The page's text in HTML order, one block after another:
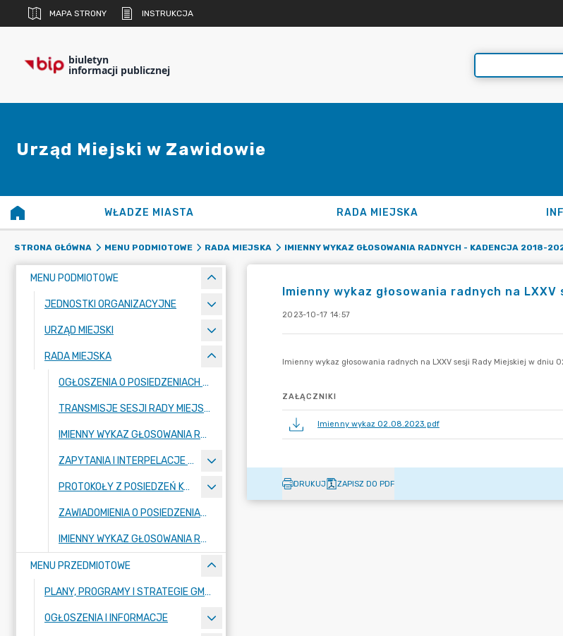
MAPA STRONY INSTRUKCJA
biuletyn
informacji publicznej
Urząd Miejski w Zawidowie
WŁADZE MIASTA RADA MIEJSKA
STRONA GŁÓWNA MENU PODMIOTOWE RADA MIEJSKA IMIENNY WYKAZ GŁOSOWANIA RADNYCH - KADENCJA 2018-
MENU PODMIOTOWE
JEDNOSTKI ORGANIZACYJNE
URZĄD MIEJSKI
RADA MIEJSKA
OGŁOSZENIA O POSIEDZENIACH RADY MIEJSKIEJ
TRANSMISJE SESJI RADY MIEJSKIEJ
IMIENNY WYKAZ GŁOSOWANIA RADNYCH - KADENCJA 2024-2029
ZAPYTANIA I INTERPELACJE RADNYCH
PROTOKOŁY Z POSIEDZEŃ KOMISJI RADY MIEJSKIEJ 2024-2029
ZAWIADOMIENIA O POSIEDZENIACH KOMISJI
IMIENNY WYKAZ GŁOSOWANIA RADNYCH - KADENCJA 2018-2023
MENU PRZEDMIOTOWE
PLANY, PROGRAMY I STRATEGIE GMINY
OGŁOSZENIA I INFORMACJE
Imienny wykaz głosowania radnych na
2023-10-17 14:57
ZAŁĄCZNIKI
Imienny wykaz 02.08.2023.pdf
DRUKUJ ZAPISZ DO PDF